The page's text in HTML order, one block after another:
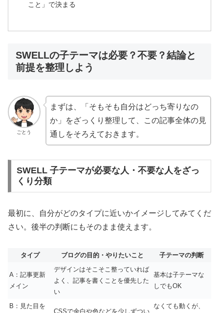
こと」で決まる
SWELLの子テーマは必要？不要？結論と
前提を整理しよう
ごとう
まずは、「そもそも自分はどっち寄りなの
か」をざっくり整理して、この記事全体の見
通しをそろえておきます。
SWELL 子テーマが必要な人・不要な人をざっ
くり分類
最初に、自分がどのタイプに近いかイメージしてみてくだ
さい。後半の判断にもそのまま使えます。
タイプ ブログの目的・やりたいこと 子テーマの判断
A：記事更新
メイン
デザインはそこそこ整っていれば
よく、記事を書くことを優先した
い
基本は子テーマな
しでもOK
B：見た目を
CSSで余白や色などを少しずつい
なくても動くが、